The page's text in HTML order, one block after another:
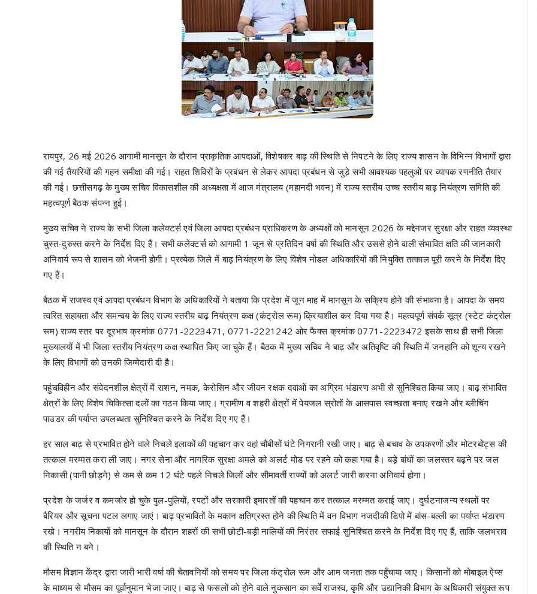
रायपुर, 26 मई 2026 आगामी मानसून के दौरान प्राकृतिक आपदाओं, विशेषकर बाढ़ की स्थिति से निपटने के लिए राज्य शासन के विभिन्न विभागों द्वारा
की गई तैयारियों की गहन समीक्षा की गई। राहत शिविरों के प्रबंधन से लेकर आपदा प्रबंधन से जुड़े सभी आवश्यक पहलुओं पर व्यापक रणनीति तैयार
की गई। छत्तीसगढ़ के मुख्य सचिव विकासशील की अध्यक्षता में आज मंत्रालय (महानदी भवन) में राज्य स्तरीय उच्च स्तरीय बाढ़ नियंत्रण समिति की
महत्वपूर्ण बैठक संपन्न हुई।
मुख्य सचिव ने राज्य के सभी जिला कलेक्टर्स एवं जिला आपदा प्रबंधन प्राधिकरण के अध्यक्षों को मानसून 2026 के मद्देनजर सुरक्षा और राहत व्यवस्था
चुस्त-दुरुस्त करने के निर्देश दिए हैं। सभी कलेक्टर्स को आगामी 1 जून से प्रतिदिन वर्षा की स्थिति और उससे होने वाली संभावित क्षति की जानकारी
अनिवार्य रूप से शासन को भेजनी होगी। प्रत्येक जिले में बाढ़ नियंत्रण के लिए विशेष नोडल अधिकारियों की नियुक्ति तत्काल पूरी करने के निर्देश दिए
गए हैं।
बैठक में राजस्व एवं आपदा प्रबंधन विभाग के अधिकारियों ने बताया कि प्रदेश में जून माह में मानसून के सक्रिय होने की संभावना है। आपदा के समय
त्वरित सहायता और समन्वय के लिए राज्य स्तरीय बाढ़ नियंत्रण कक्ष (कंट्रोल रूम) क्रियाशील कर दिया गया है। महत्वपूर्ण संपर्क सूत्र (स्टेट कंट्रोल
रूम) राज्य स्तर पर दूरभाष क्रमांक 0771-2223471, 0771-2221242 ओर फैक्स क्रमांक 0771-2223472 इसके साथ ही सभी जिला
मुख्यालयों में भी जिला स्तरीय नियंत्रण कक्ष स्थापित किए जा चुके हैं। बैठक में मुख्य सचिव ने बाढ़ और अतिवृष्टि की स्थिति में जनहानि को शून्य रखने
के लिए विभागों को उनकी जिम्मेदारी दी है।
पहुंचविहीन और संवेदनशील क्षेत्रों में राशन, नमक, केरोसिन और जीवन रक्षक दवाओं का अग्रिम भंडारण अभी से सुनिश्चित किया जाए। बाढ़ संभावित
क्षेत्रों के लिए विशेष चिकित्सा दलों का गठन किया जाए। ग्रामीण व शहरी क्षेत्रों में पेयजल स्रोतों के आसपास स्वच्छता बनाए रखने और ब्लीचिंग
पाउडर की पर्याप्त उपलब्धता सुनिश्चित करने के निर्देश दिए गए हैं।
हर साल बाढ़ से प्रभावित होने वाले निचले इलाकों की पहचान कर वहां चौबीसों घंटे निगरानी रखी जाए। बाढ़ से बचाव के उपकरणों और मोटरबोट्स की
तत्काल मरम्मत करा ली जाए। नगर सेना और नागरिक सुरक्षा अमले को अलर्ट मोड पर रहने को कहा गया है। बड़े बांधों का जलस्तर बढ़ने पर जल
निकासी (पानी छोड़ने) से कम से कम 12 घंटे पहले निचले जिलों और सीमावर्ती राज्यों को अलर्ट जारी करना अनिवार्य होगा।
प्रदेश के जर्जर व कमजोर हो चुके पुल-पुलियों, रपटों और सरकारी इमारतों की पहचान कर तत्काल मरम्मत कराई जाए। दुर्घटनाजन्य स्थलों पर
बैरियर और सूचना पटल लगाए जाएं। बाढ़ प्रभावितों के मकान क्षतिग्रस्त होने की स्थिति में वन विभाग नजदीकी डिपो में बांस-बल्ली का पर्याप्त भंडारण
रखे। नगरीय निकायों को मानसून के दौरान शहरों की सभी छोटी-बड़ी नालियों की निरंतर सफाई सुनिश्चित करने के निर्देश दिए गए हैं, ताकि जलभराव
की स्थिति न बने।
मौसम विज्ञान केंद्र द्वारा जारी भारी वर्षा की चेतावनियों को समय पर जिला कंट्रोल रूम और आम जनता तक पहुँचाया जाए। किसानों को मोबाइल ऐप्स
के माध्यम से मौसम का पूर्वानुमान भेजा जाए। बाढ़ से फसलों को होने वाले नुकसान का सर्वे राजस्व, कृषि और उद्यानिकी विभाग के अधिकारी संयुक्त रूप